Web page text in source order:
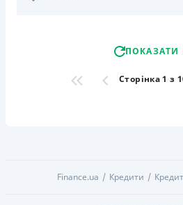
ПОКАЗАТИ
Сторінка 1 з
Finance.ua Кредити